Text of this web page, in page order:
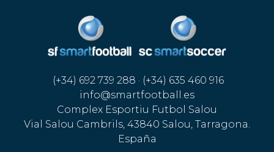
(+34) 692 739 288 · (+34) 635 460 916
info@smartfootball.es
Complex Esportiu Futbol Salou
Vial Salou Cambrils, 43840 Salou, Tarragona.
España